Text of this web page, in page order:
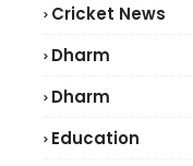
Cricket News
Dharm
Dharm
Education